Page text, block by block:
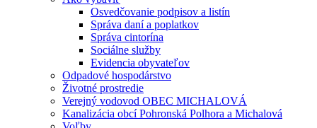
Osvedčovanie podpisov a listín
Správa daní a poplatkov
Správa cintorína
Sociálne služby
Evidencia obyvateľov
Odpadové hospodárstvo
Životné prostredie
Verejný vodovod OBEC MICHALOVÁ
Kanalizácia obcí Pohronská Polhora a Michalová